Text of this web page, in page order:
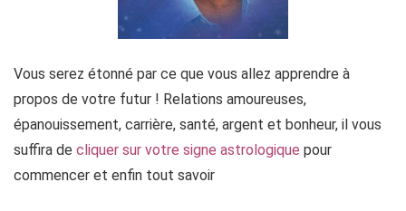
Vous serez étonné par ce que vous allez apprendre à
propos de votre futur ! Relations amoureuses,
épanouissement, carrière, santé, argent et bonheur, il vous
suffira de cliquer sur votre signe astrologique pour
commencer et enfin tout savoir